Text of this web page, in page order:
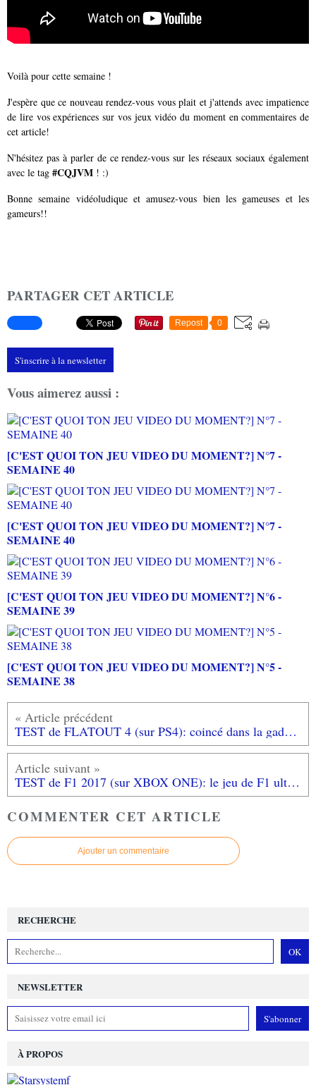
Voilà pour cette semaine !
J'espère que ce nouveau rendez-vous vous plait et j'attends avec impatience
de lire vos expériences sur vos jeux vidéo du moment en commentaires de
cet article!
N'hésitez pas à parler de ce rendez-vous sur les réseaux sociaux également
avec le tag #CQJVM ! :)
Bonne semaine vidéoludique et amusez-vous bien les gameuses et les
gameurs!!
PARTAGER CET ARTICLE
Repost 0
S'inscrire à la newsletter
Vous aimerez aussi :
[C'EST QUOI TON JEU VIDEO DU MOMENT?] N°7 -
SEMAINE 40
[C'EST QUOI TON JEU VIDEO DU MOMENT?] N°7 -
SEMAINE 40
[C'EST QUOI TON JEU VIDEO DU MOMENT?] N°6 -
SEMAINE 39
[C'EST QUOI TON JEU VIDEO DU MOMENT?] N°5 -
SEMAINE 38
TEST de FLATOUT 4 (sur PS4): coincé dans la gadoue...
TEST de F1 2017 (sur XBOX ONE): le jeu de F1 ultime?
COMMENTER CET ARTICLE
Ajouter un commentaire
NEWSLETTER
RECHERCHE
À PROPOS